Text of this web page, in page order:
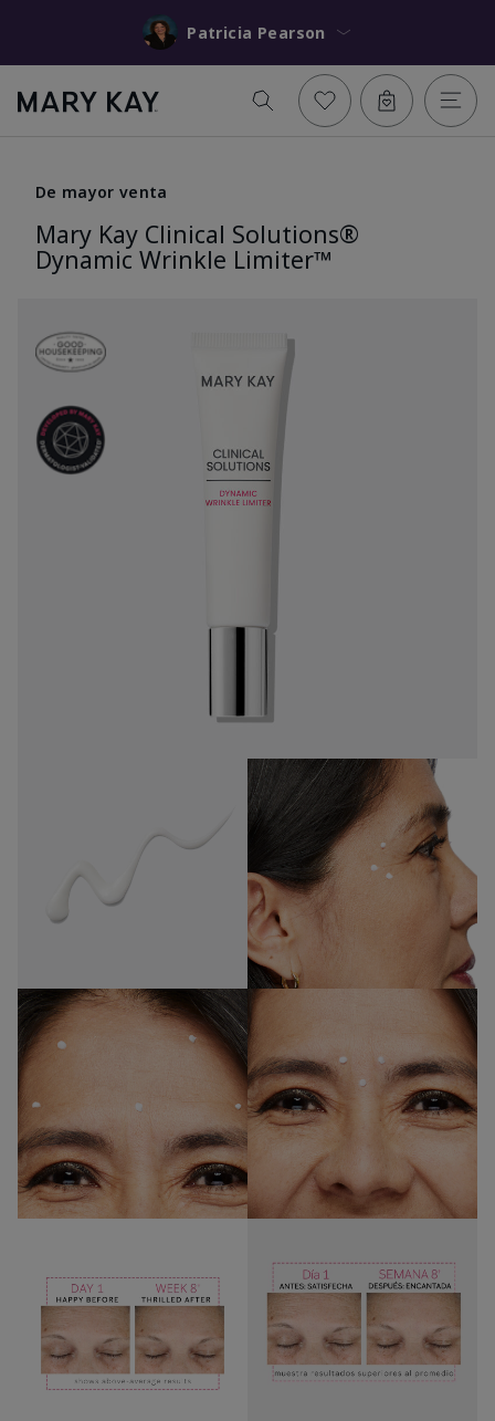
Patricia Pearson
De mayor venta
Mary Kay Clinical Solutions®
Dynamic Wrinkle Limiter™